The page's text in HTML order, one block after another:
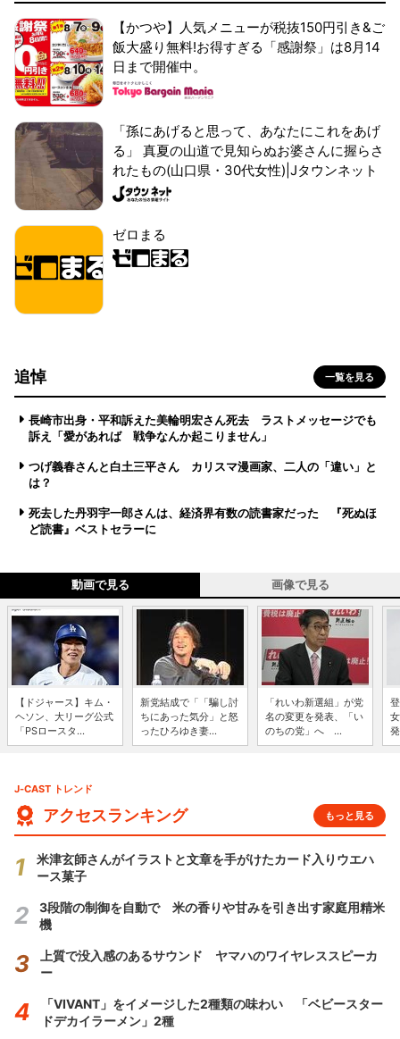
【かつや】人気メニューが税抜150円引き&ご
飯大盛り無料!お得すぎる「感謝祭」は8月14
日まで開催中。
「孫にあげると思って、あなたにこれをあげ
る」 真夏の山道で見知らぬお婆さんに握らさ
れたもの(山口県・30代女性)|Jタウンネット
ゼロまる
追悼 一覧を見る
長崎市出身・平和訴えた美輪明宏さん死去 ラストメッセージでも
訴え「愛があれば 戦争なんか起こりません」
つげ義春さんと白土三平さん カリスマ漫画家、二人の「違い」と
は？
死去した丹羽宇一郎さんは、経済界有数の読書家だった 『死ぬほ
ど読書』ベストセラーに
動画で見る 画像で見る
【ドジャース】キム・
ヘソン、大リーグ公式
「PSロースタ...
新党結成で「「騙し討
ちにあった気分」と怒
ったひろゆき妻...
「れいわ新選組」が党
名の変更を発表、「い
のちの党」へ ...
J-CAST トレンド
アクセスランキング もっと見る
米津玄師さんがイラストと文章を手がけたカード入りウエハ
ース菓子
3段階の制御を自動で 米の香りや甘みを引き出す家庭用精米
機
上質で没入感のあるサウンド ヤマハのワイヤレススピーカ
ー
「VIVANT」をイメージした2種類の味わい 「ベビースター
ドデカイラーメン」2種